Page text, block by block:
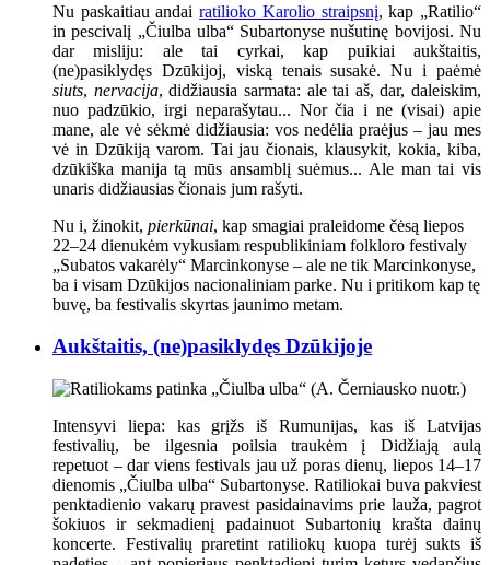
Nu paskaitiau andairatilioko Karolio straipsnį, kap „Ratilio“
in pescivalį „Čiulba ulba“ Subartonyse nušutinę bovijosi. Nu
dar misliju: ale tai cyrkai, kap puikiai aukštaitis,
(ne)pasiklydęs Dzūkijoj, viską tenais susakė. Nu i paėmė
siuts, nervacija, didžiausia sarmata: ale tai aš, dar, daleiskim,
nuo padzūkio, irgi neparašytau... Nor čia i ne (visai) apie
mane, ale vė sėkmė didžiausia: vos nedėlia praėjus – jau mes
vė in Dzūkiją varom. Tai jau čionais, klausykit, kokia, kiba,
dzūkiška manija tą mūs ansamblį suėmus... Ale man tai vis
unaris didžiausias čionais jum rašyti.
Nu i, žinokit, pierkūnai, kap smagiai praleidome čėsą liepos
22–24 dienukėm vykusiam respublikiniam folkloro festivaly
„Subatos vakarėly“ Marcinkonyse – ale ne tik Marcinkonyse,
ba i visam Dzūkijos nacionaliniam parke. Nu i pritikom kap tę
buvę, ba festivalis skyrtas jaunimo metam.
Aukštaitis, (ne)pasiklydęs Dzūkijoje
Intensyvi liepa: kas grįžs iš Rumunijas, kas iš Latvijas
festivalių, be ilgesnia poilsia traukėm į Didžiają aulą
repetuot – dar viens festivals jau už poras dienų, liepos 14–17
dienomis „Čiulba ulba“ Subartonyse. Ratiliokai buva pakviest
penktadienio vakarų pravest pasidainavims prie lauža, pagrot
šokiuos ir sekmadienį padainuot Subartonių krašta dainų
koncerte. Festivalių praretint ratiliokų kuopa turėj sukts iš